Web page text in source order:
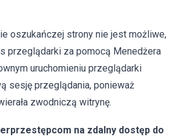
oszukańczej strony nie jest możliwe,
przeglądarki za pomocą Menedżera
uruchomieniu przeglądarki
sesję przeglądania, ponieważ
zwodniczą witrynę.
na zdalny dostęp do